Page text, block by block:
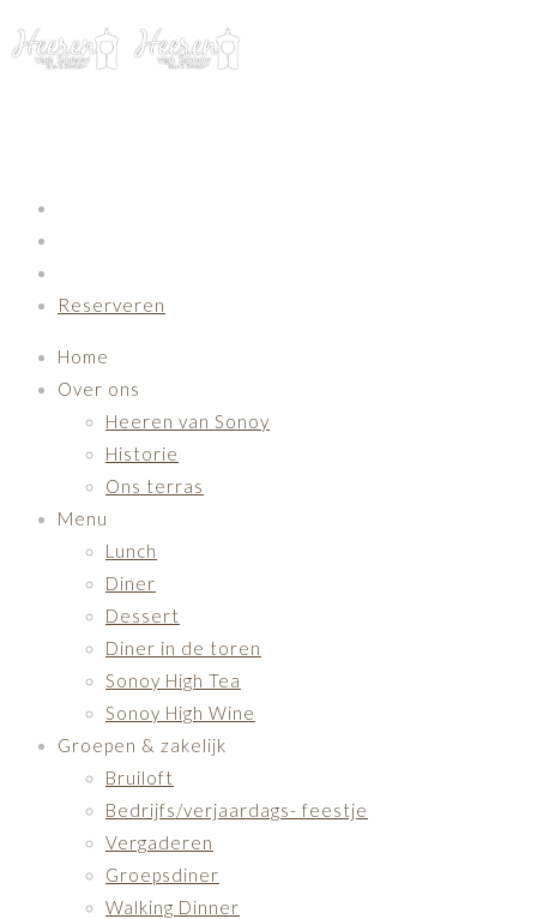
Reserveren
Home
Over ons
Heeren van Sonoy
Historie
Ons terras
Menu
Lunch
Diner
Dessert
Diner in de toren
Sonoy High Tea
Sonoy High Wine
Groepen & zakelijk
Bruiloft
Bedrijfs/verjaardags- feestje
Vergaderen
Groepsdiner
Walking Dinner